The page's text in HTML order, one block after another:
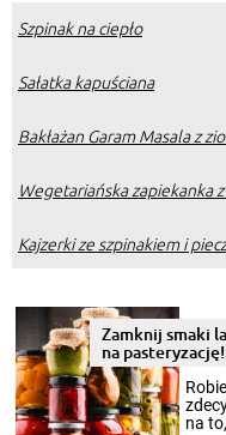
Szpinak na ciepło
Sałatka kapuściana
Bakłażan Garam Masala z
Wegetariańska zapiekanka
Kajzerki ze szpinakiem i
Zamknij smaki
na pasteryzację!
na